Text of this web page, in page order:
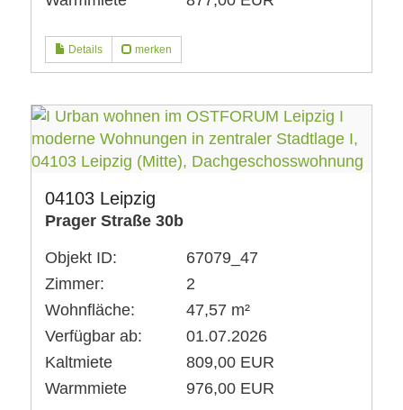
Details merken
04103 Leipzig
Prager Straße 30b
Objekt ID:
67079_47
Zimmer:
2
Wohnfläche:
47,57 m²
Verfügbar ab:
01.07.2026
Kaltmiete
809,00 EUR
Warmmiete
976,00 EUR